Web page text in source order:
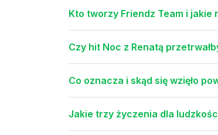
Kto tworzy Friendz Team i jakie
Czy hit Noc z Renatą
Co oznacza i skąd się wzięło
Jakie trzy życzenia dla